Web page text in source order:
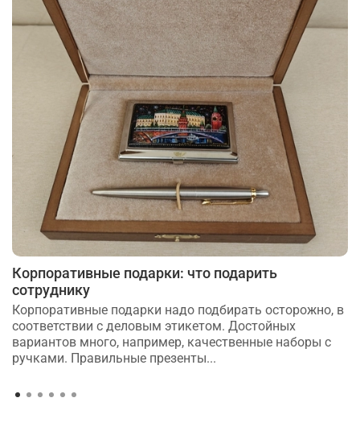
Корпоративные подарки: что подарить
сотруднику
Корпоративные подарки надо подбирать осторожно, в
соответствии с деловым этикетом. Достойных
вариантов много, например, качественные наборы с
ручками. Правильные презенты...